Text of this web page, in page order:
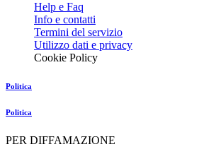
Help e Faq
Info e contatti
Termini del servizio
Utilizzo dati e privacy
Cookie Policy
Politica
Politica
PER DIFFAMAZIONE